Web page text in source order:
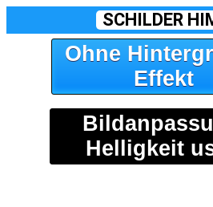
SCHILDER
Ohne
Effekt
Helligkeit